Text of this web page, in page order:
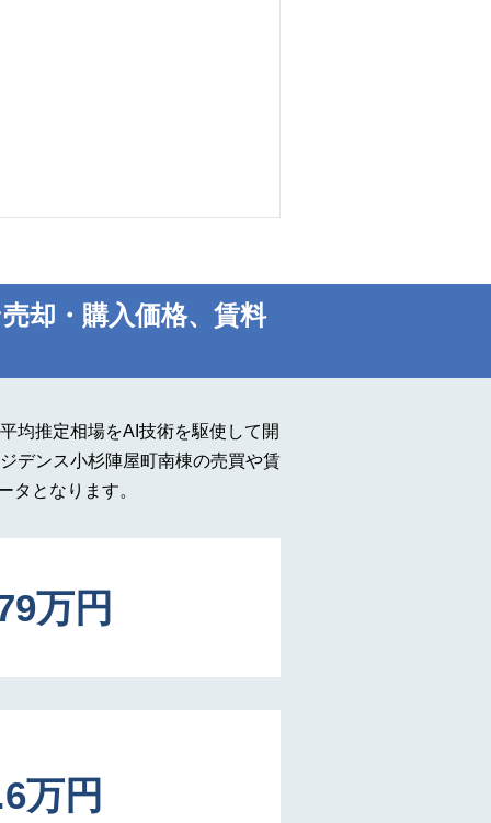
却・購入価格、賃料
均推定相場をAI技術を駆使して開
デンス小杉陣屋町南棟の売買や賃
タとなります。
万円
万円